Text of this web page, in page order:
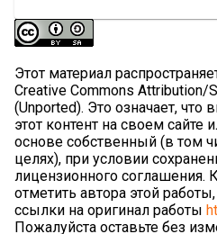
Этот материал
Creative Commons Attribution/
(Unported). Это означает,
этот контент на своем сайте
основе собственный (в том
целях), при условии
лицензионного
отметить автора этой
ссылки на оригинал работы
Пожалуйста оставьте без